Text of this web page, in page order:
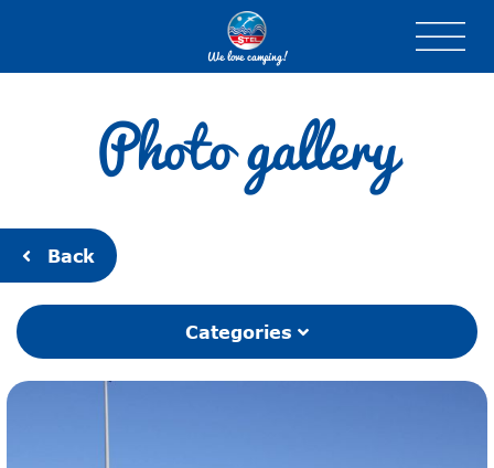
We love camping!
Photo gallery
Back
Categories